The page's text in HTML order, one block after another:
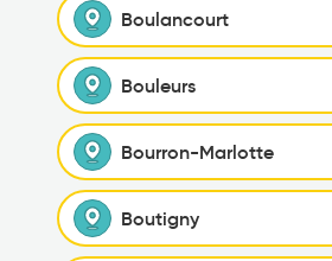
Boulancourt
Bouleurs
Bourron-Marlotte
Boutigny